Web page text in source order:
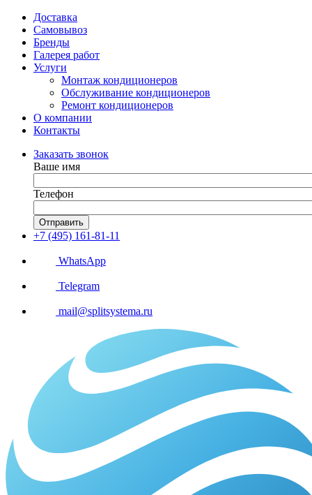
Доставка
Самовывоз
Бренды
Галерея работ
Услуги
Монтаж кондиционеров
Обслуживание кондиционеров
Ремонт кондиционеров
О компании
Контакты
Заказать звонок
Ваше имя
Телефон
Отправить
+7 (495) 161-81-11
WhatsApp
Telegram
mail@splitsystema.ru